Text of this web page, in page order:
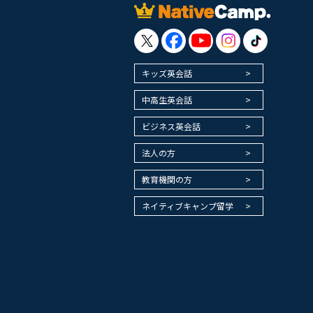
キッズ英会話
中高生英会話
ビジネス英会話
法人の方
教育機関の方
ネイティブキャンプ留学